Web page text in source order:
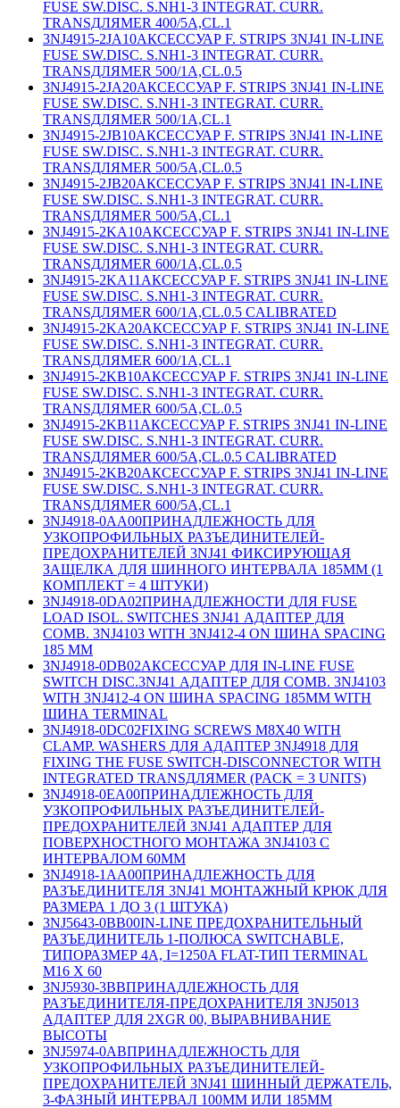
FUSE SW.DISC. S.NH1-3 INTEGRAT. CURR.
TRANSДЛЯMER 400/5A,CL.1
3NJ4915-2JA10АКСЕССУАР F. STRIPS 3NJ41 IN-LINE
FUSE SW.DISC. S.NH1-3 INTEGRAT. CURR.
TRANSДЛЯMER 500/1A,CL.0.5
3NJ4915-2JA20АКСЕССУАР F. STRIPS 3NJ41 IN-LINE
FUSE SW.DISC. S.NH1-3 INTEGRAT. CURR.
TRANSДЛЯMER 500/1A,CL.1
3NJ4915-2JB10АКСЕССУАР F. STRIPS 3NJ41 IN-LINE
FUSE SW.DISC. S.NH1-3 INTEGRAT. CURR.
TRANSДЛЯMER 500/5A,CL.0.5
3NJ4915-2JB20АКСЕССУАР F. STRIPS 3NJ41 IN-LINE
FUSE SW.DISC. S.NH1-3 INTEGRAT. CURR.
TRANSДЛЯMER 500/5A,CL.1
3NJ4915-2KA10АКСЕССУАР F. STRIPS 3NJ41 IN-LINE
FUSE SW.DISC. S.NH1-3 INTEGRAT. CURR.
TRANSДЛЯMER 600/1A,CL.0.5
3NJ4915-2KA11 АКСЕССУАР F. STRIPS 3NJ41 IN-LINE
FUSE SW.DISC. S.NH1-3 INTEGRAT. CURR.
TRANSДЛЯMER 600/1A,CL.0.5 CALIBRATED
3NJ4915-2KA20АКСЕССУАР F. STRIPS 3NJ41 IN-LINE
FUSE SW.DISC. S.NH1-3 INTEGRAT. CURR.
TRANSДЛЯMER 600/1A,CL.1
3NJ4915-2KB10АКСЕССУАР F. STRIPS 3NJ41 IN-LINE
FUSE SW.DISC. S.NH1-3 INTEGRAT. CURR.
TRANSДЛЯMER 600/5A,CL.0.5
3NJ4915-2KB11 АКСЕССУАР F. STRIPS 3NJ41 IN-LINE
FUSE SW.DISC. S.NH1-3 INTEGRAT. CURR.
TRANSДЛЯMER 600/5A,CL.0.5 CALIBRATED
3NJ4915-2KB20АКСЕССУАР F. STRIPS 3NJ41 IN-LINE
FUSE SW.DISC. S.NH1-3 INTEGRAT. CURR.
TRANSДЛЯMER 600/5A,CL.1
3NJ4918-0AA00ПРИНАДЛЕЖНОСТЬ ДЛЯ
УЗКОПРОФИЛЬНЫХ РАЗЪЕДИНИТЕЛЕЙ-
ПРЕДОХРАНИТЕЛЕЙ 3NJ41 ФИКСИРУЮЩАЯ
ЗАЩЕЛКА ДЛЯ ШИННОГО ИНТЕРВАЛА 185MM (1
КОМПЛЕКТ = 4 ШТУКИ)
3NJ4918-0DA02ПРИНАДЛЕЖНОСТИ ДЛЯ FUSE
LOAD ISOL. SWITCHES 3NJ41 АДАПТЕР ДЛЯ
COMB. 3NJ4103 WITH 3NJ412-4 ON ШИНА SPACING
185 MM
3NJ4918-0DB02АКСЕССУАР ДЛЯ IN-LINE FUSE
SWITCH DISC.3NJ41 АДАПТЕР ДЛЯ COMB. 3NJ4103
WITH 3NJ412-4 ON ШИНА SPACING 185MM WITH
ШИНА TERMINAL
3NJ4918-0DC02FIXING SCREWS M8X40 WITH
CLAMP. WASHERS ДЛЯ АДАПТЕР 3NJ4918 ДЛЯ
FIXING THE FUSE SWITCH-DISCONNECTOR WITH
INTEGRATED TRANSДЛЯMER (PACK = 3 UNITS)
3NJ4918-0EA00ПРИНАДЛЕЖНОСТЬ ДЛЯ
УЗКОПРОФИЛЬНЫХ РАЗЪЕДИНИТЕЛЕЙ-
ПРЕДОХРАНИТЕЛЕЙ 3NJ41 АДАПТЕР ДЛЯ
ПОВЕРХНОСТНОГО МОНТАЖА 3NJ4103 С
ИНТЕРВАЛОМ 60MM
3NJ4918-1AA00ПРИНАДЛЕЖНОСТЬ ДЛЯ
РАЗЪЕДИНИТЕЛЯ 3NJ41 МОНТАЖНЫЙ КРЮК ДЛЯ
РАЗМЕРА 1 ДО 3 (1 ШТУКА)
3NJ5643-0BB00IN-LINE ПРЕДОХРАНИТЕЛЬНЫЙ
РАЗЪЕДИНИТЕЛЬ 1-ПОЛЮСА SWITCHABLE,
ТИПОРАЗМЕР 4A, I=1250A FLAT-ТИП TERMINAL
M16 X 60
3NJ5930-3BBПРИНАДЛЕЖНОСТЬ ДЛЯ
РАЗЪЕДИНИТЕЛЯ-ПРЕДОХРАНИТЕЛЯ 3NJ5013
АДАПТЕР ДЛЯ 2XGR 00, ВЫРАВНИВАНИЕ
ВЫСОТЫ
3NJ5974-0ABПРИНАДЛЕЖНОСТЬ ДЛЯ
УЗКОПРОФИЛЬНЫХ РАЗЪЕДИНИТЕЛЕЙ-
ПРЕДОХРАНИТЕЛЕЙ 3NJ41 ШИННЫЙ ДЕРЖАТЕЛЬ,
3-ФАЗНЫЙ ИНТЕРВАЛ 100MM ИЛИ 185MM